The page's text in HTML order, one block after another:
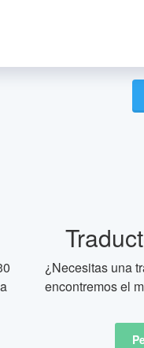
¿Necesitas una
encontremos el